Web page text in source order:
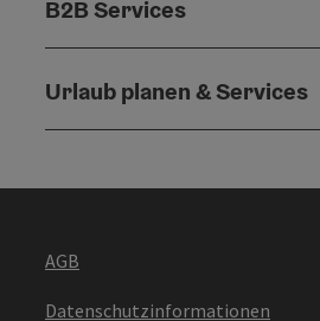
B2B Services
Urlaub planen & Services
AGB
Datenschutzinformationen